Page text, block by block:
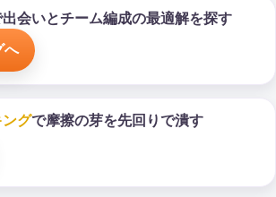
出会いとチーム編成の最適解を探す
へ
グで摩擦の芽を先回りで潰す